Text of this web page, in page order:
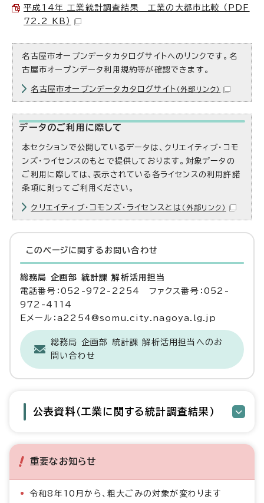
平成14年 工業統計調査結果 工業の大都市比較 （PDF
72.2 KB）
名古屋市オープンデータカタログサイトへのリンクです。名
古屋市オープンデータ利用規約等が確認できます。
名古屋市オープンデータカタログサイト （外部リンク）
データのご利用に際して
本セクションで公開しているデータは、クリエイティブ・コモ
ンズ・ライセンスのもとで提供しております。対象データの
ご利用に際しては、表示されている各ライセンスの利用許諾
条項に則ってご利用ください。
クリエイティブ・コモンズ・ライセンスとは （外部リンク）
このページに関する お問い合わせ
総務局 企画部 統計課 解析活用担当
電話番号：052-972-2254 ファクス番号：052-
972-4114
Eメール：a2254@somu.city.nagoya.lg.jp
総務局 企画部 統計課 解析活用担当へのお
問い合わせ
公表資料（工業に関する統計調査結果）
重要なお知らせ
令和8年10月から、粗大ごみの対象が変わります